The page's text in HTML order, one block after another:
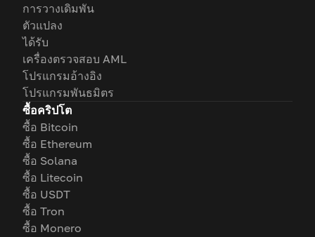
การวางเดิมพัน
ตัวแปลง
ได้รับ
เครื่องตรวจสอบ AML
โปรแกรมอ้างอิง
โปรแกรมพันธมิตร
ซื้อคริปโต
ซื้อ Bitcoin
ซื้อ Ethereum
ซื้อ Solana
ซื้อ Litecoin
ซื้อ USDT
ซื้อ Tron
ซื้อ Monero